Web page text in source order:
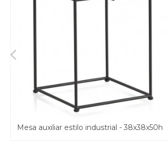
Mesa auxiliar estilo industrial - 38x38x50h